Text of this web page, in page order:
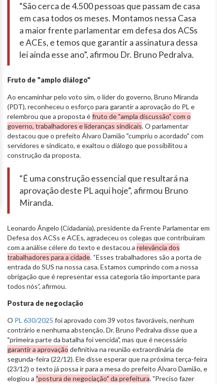
“São cerca de 4.500 pessoas que passam de casa
em casa todos os meses. Montamos nessa Casa
a maior frente parlamentar em defesa dos ACSs
e ACEs, e temos que garantir a assinatura dessa
lei ainda esse ano”, afirmou Dr. Bruno Pedralva.
Fruto de "amplo diálogo"
Ao encaminhar pelo voto sim, o líder do governo, Bruno Miranda
(PDT), reconheceu o esforço para garantir a aprovação do PL e
relembrou que a proposta éfruto de "ampla discussão" com o
governo, trabalhadores e lideranças sindicais. O parlamentar
destacou que o prefeito Álvaro Damião "cumpriu o acordado" com
servidores e sindicato, e exaltou o diálogo que possibilitou a
construção da proposta.
“É uma construção essencial que resultará na
aprovação deste PL aqui hoje”, afirmou Bruno
Miranda.
Leonardo Ângelo (Cidadania), presidente da Frente Parlamentar em
Defesa dos ACSs e ACEs, agradeceu os colegas que contribuíram
com a análise célere do texto e destacou a relevância dos
trabalhadores para a cidade. “Esses trabalhadores são a porta de
entrada do SUS na nossa casa. Estamos cumprindo com a nossa
obrigação que é representar essa categoria tão importante para
todos nós”, afirmou.
Postura de negociação
O PL 630/2025 foi aprovado com 39 votos favoráveis, nenhum
contrário e nenhuma abstenção. Dr. Bruno Pedralva disse que a
"primeira parte da batalha foi vencida", mas que é necessário
garantir a aprovação definitiva na reunião extraordinária de
segunda-feira (22/12). Ele disse esperar que na próxima terça-feira
(23/12) o texto já possa ir para a mesa do prefeito Álvaro Damião, e
elogiou a "postura de negociação" da prefeitura. "Preciso fazer